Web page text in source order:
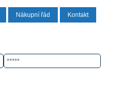
Nákupní řád Kontakt